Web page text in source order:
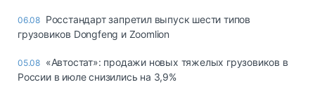
06.08 Росстандарт запретил выпуск шести типов
грузовиков Dongfeng и Zoomlion
05.08 «Автостат»: продажи новых тяжелых грузовиков в
России в июле снизились на 3,9%